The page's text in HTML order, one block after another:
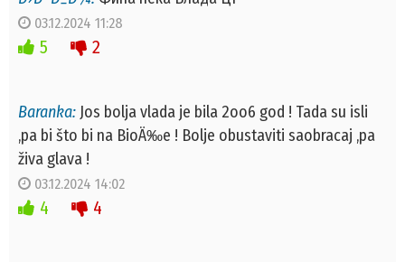
03.12.2024 11:28
5 2
Baranka: Jos bolja vlada je bila 2oo6 god ! Tada su isli
,pa bi što bi na BioÄ‰e ! Bolje obustaviti saobracaj ,pa
živa glava !
03.12.2024 14:02
4 4